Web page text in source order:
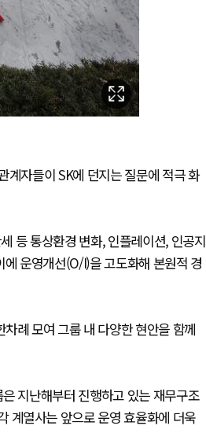
계자들이 SK에 던지는 질문에 적극 화
등 통상환경 변화, 인플레이션, 인공지
운영개선(O/I)을 고도화해 본원적 경
례 모여 그룹 내 다양한 현안을 함께
지난해부터 진행하고 있는 재무구조
계열사는 앞으로 운영 효율화에 더욱